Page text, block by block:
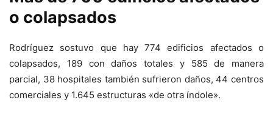
o colapsados
Rodríguez sostuvo que hay 774 edificios afectados o
colapsados, 189 con daños totales y 585 de manera
parcial, 38 hospitales también sufrieron daños, 44 centros
comerciales y 1.645 estructuras «de otra índole».